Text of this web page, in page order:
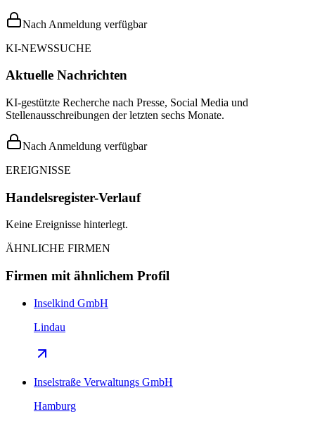
Nach Anmeldung verfügbar
KI-NEWSSUCHE
Aktuelle Nachrichten
KI-gestützte Recherche nach Presse, Social Media und
Stellenausschreibungen der letzten sechs Monate.
Nach Anmeldung verfügbar
EREIGNISSE
Handelsregister-Verlauf
Keine Ereignisse hinterlegt.
ÄHNLICHE FIRMEN
Firmen mit ähnlichem Profil
Inselkind GmbH
Lindau
Inselstraße Verwaltungs GmbH
Hamburg